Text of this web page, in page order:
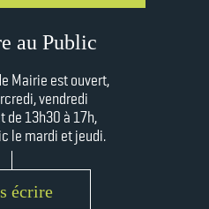
au Public
Mairie est ouvert,
vendredi
de 13h30 à 17h,
le mardi et jeudi.
écrire